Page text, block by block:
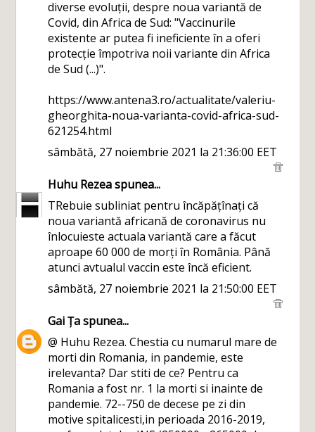
diverse evoluții, despre noua variantă de
Covid, din Africa de Sud: "Vaccinurile
existente ar putea fi ineficiente în a oferi
protecție împotriva noii variante din Africa
de Sud (...)".
https://www.antena3.ro/actualitate/valeriu-
gheorghita-noua-varianta-covid-africa-sud-
621254.html
sâmbătă, 27 noiembrie 2021 la 21:36:00 EET
Huhu Rezeaspunea...
TRebuie subliniat pentru încăpățînați că
noua variantă africană de coronavirus nu
înlocuieste actuala variantă care a făcut
aproape 60 000 de morți în România. Până
atunci avtualul vaccin este încă eficient.
sâmbătă, 27 noiembrie 2021 la 21:50:00 EET
Gai Țaspunea...
@ Huhu Rezea. Chestia cu numarul mare de
morti din Romania, in pandemie, este
irelevanta? Dar stiti de ce? Pentru ca
Romania a fost nr. 1 la morti si inainte de
pandemie. 72--750 de decese pe zi din
motive spitalicesti,in perioada 2016-2019,